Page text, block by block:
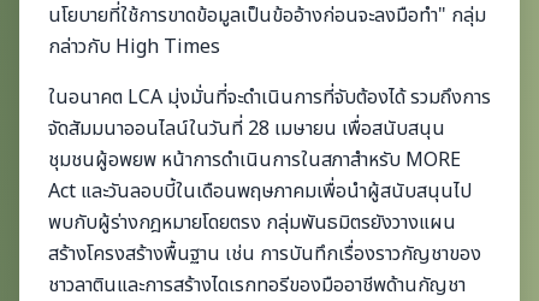
นโยบายที่ใช้การขาดข้อมูลเป็นข้ออ้างก่อนจะลงมือทำ" กลุ่ม
กล่าวกับ High Times
ในอนาคต LCA มุ่งมั่นที่จะดำเนินการที่จับต้องได้ รวมถึงการ
จัดสัมมนาออนไลน์ในวันที่ 28 เมษายน เพื่อสนับสนุน
ชุมชนผู้อพยพ หน้าการดำเนินการในสภาสำหรับ MORE
Act และวันลอบบี้ในเดือนพฤษภาคมเพื่อนำผู้สนับสนุนไป
พบกับผู้ร่างกฎหมายโดยตรง กลุ่มพันธมิตรยังวางแผน
สร้างโครงสร้างพื้นฐาน เช่น การบันทึกเรื่องราวกัญชาของ
ชาวลาตินและการสร้างไดเรกทอรีของมืออาชีพด้านกัญชา